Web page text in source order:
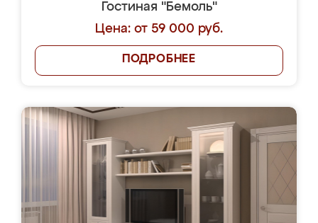
Гостиная "Бемоль"
Цена: от 59 000 руб.
ПОДРОБНЕЕ